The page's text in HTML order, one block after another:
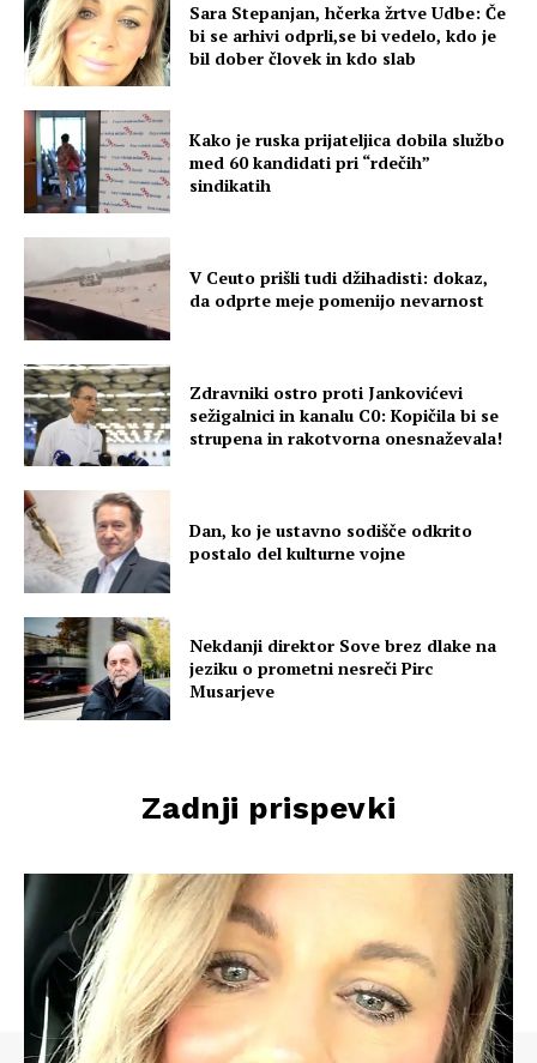
Sara Stepanjan, hčerka žrtve Udbe: Če
bi se arhivi odprli,se bi vedelo, kdo je
bil dober človek in kdo slab
Kako je ruska prijateljica dobila službo
med 60 kandidati pri “rdečih”
sindikatih
V Ceuto prišli tudi džihadisti: dokaz,
da odprte meje pomenijo nevarnost
Zdravniki ostro proti Jankovićevi
sežigalnici in kanalu C0: Kopičila bi se
strupena in rakotvorna onesnaževala!
Dan, ko je ustavno sodišče odkrito
postalo del kulturne vojne
Nekdanji direktor Sove brez dlake na
jeziku o prometni nesreči Pirc
Musarjeve
Zadnji prispevki